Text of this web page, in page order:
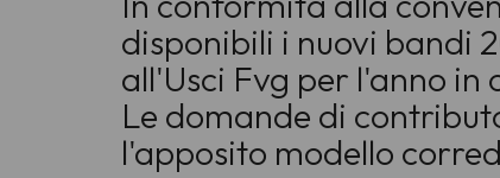
disponibili i nuovi bandi
all'Usci Fvg per l'anno in
Le domande di
l'apposito modello